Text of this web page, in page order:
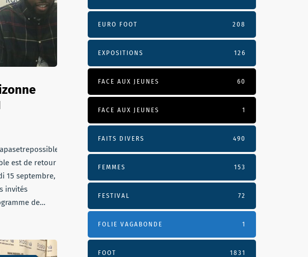
cvpep41.mp3Comme
est de retour
15 septembre,
invités
de…
EURO FOOT 208
EXPOSITIONS 126
FACE AUX JEUNES 60
FACE AUX JEUNES 1
FAITS DIVERS 490
FEMMES 153
FESTIVAL 72
FOLIE VAGABONDE 1
FOOT 1831